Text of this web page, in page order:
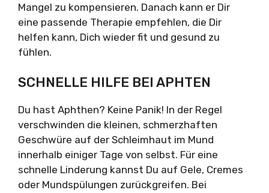
Mangel zu kompensieren. Danach kann er Dir
eine passende Therapie empfehlen, die Dir
helfen kann, Dich wieder fit und gesund zu
fühlen.
SCHNELLE HILFE BEI APHTEN
Du hast Aphthen? Keine Panik! In der Regel
verschwinden die kleinen, schmerzhaften
Geschwüre auf der Schleimhaut im Mund
innerhalb einiger Tage von selbst. Für eine
schnelle Linderung kannst Du auf Gele, Cremes
oder Mundspülungen zurückgreifen. Bei